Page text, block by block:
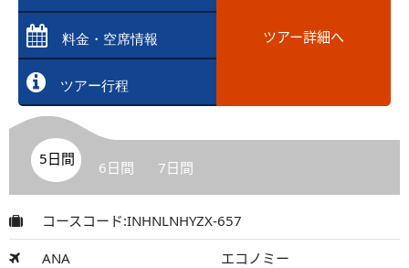
料金・空席情報
ツアー行程
ツアー詳細へ
5日間 6日間 7日間
コースコード:INHNLNHYZX-657
ANA エコノミー